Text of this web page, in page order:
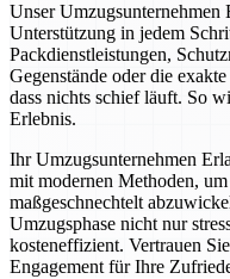
Unser Umzugsunternehmen
Unterstützung in jedem
Packdienstleistungen,
Gegenstände oder die
dass nichts schief läuft. So
Erlebnis.
Ihr Umzugsunternehmen
mit modernen Methoden,
maßgeschnechtelt
Umzugsphase nicht nur
kosteneffizient. Vertrauen
Engagement für Ihre